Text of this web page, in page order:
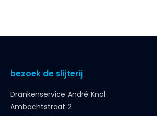
bezoek de slijterij
Drankenservice André Knol
Ambachtstraat 2